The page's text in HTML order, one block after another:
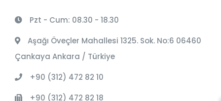
Pzt - Cum: 08.30 - 18.30
Aşağı Öveçler Mahallesi 1325. Sok. No:6 06460
Çankaya Ankara / Türkiye
+90 (312) 472 82 10
+90 (312) 472 82 18